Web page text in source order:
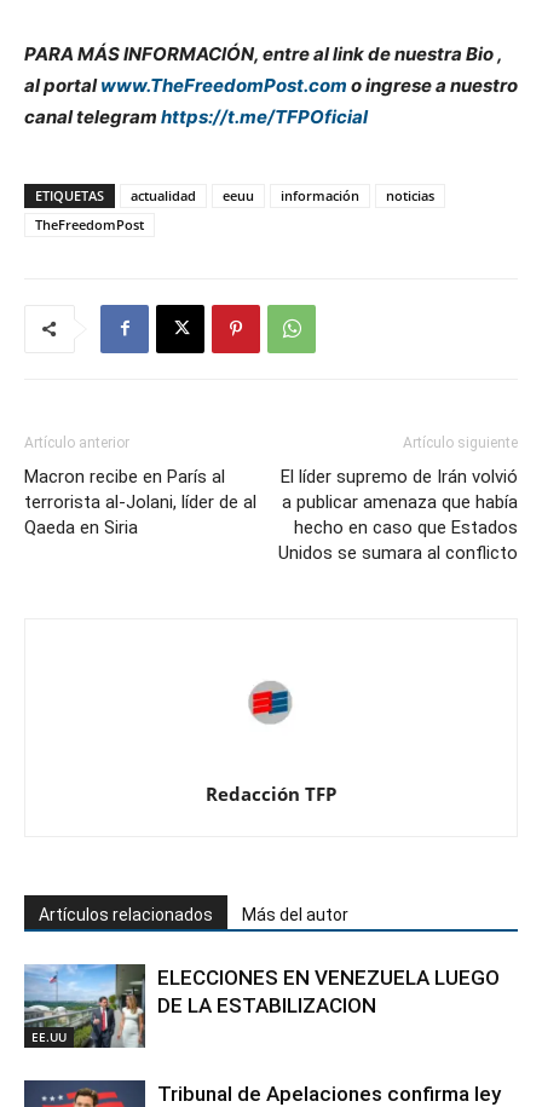
PARA MÁS INFORMACIÓN, entre al link de nuestra Bio ,
al portalwww.TheFreedomPost.com o ingrese a nuestro
canal telegram https://t.me/TFPOficial
ETIQUETAS actualidad eeuu información
noticias
TheFreedomPost
Artículo anterior
Macron recibe en París al
terrorista al-Jolani, líder de al
Qaeda en Siria
Artículo siguiente
El líder supremo de Irán volvió
a publicar amenaza que había
hecho en caso que Estados
Unidos se sumara al conflicto
Redacción TFP
Artículos relacionados Más del autor
EE.UU
ELECCIONES EN VENEZUELA LUEGO
DE LA ESTABILIZACION
Tribunal de Apelaciones confirma ley